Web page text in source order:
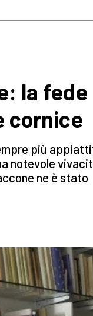
la fede
cornice
più
notevole
ne è stato